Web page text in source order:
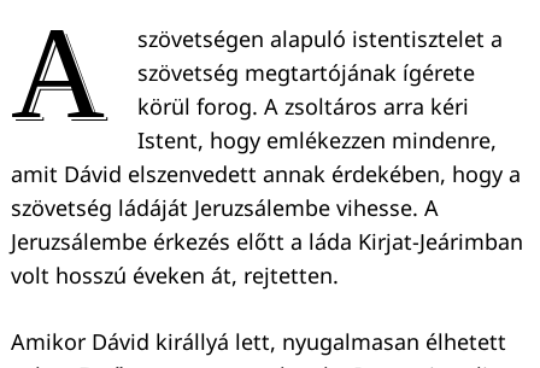
A
szövetségen alapuló istentisztelet a
szövetség megtartójának ígérete
körül forog. A zsoltáros arra kéri
Istent, hogy emlékezzen mindenre,
amit Dávid elszenvedett annak érdekében, hogy a
szövetség ládáját Jeruzsálembe vihesse. A
Jeruzsálembe érkezés előtt a láda Kirjat-Jeárimban
volt hosszú éveken át, rejtetten.
Amikor Dávid királlyá lett, nyugalmasan élhetett